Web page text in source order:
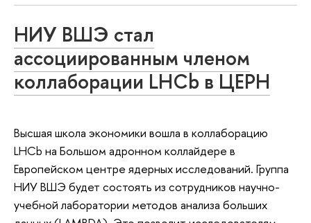
НИУ ВШЭ стал
ассоциированным членом
коллаборации LHCb в ЦЕРН
Высшая школа экономики вошла в коллаборацию
LHCb на Большом адронном коллайдере в
Европейском центре ядерных исследований. Группа
НИУ ВШЭ будет состоять из сотрудников научно-
учебной лаборатории методов анализа больших